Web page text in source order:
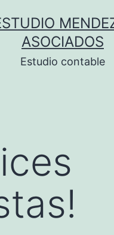
ASOCIADOS
Estudio contable